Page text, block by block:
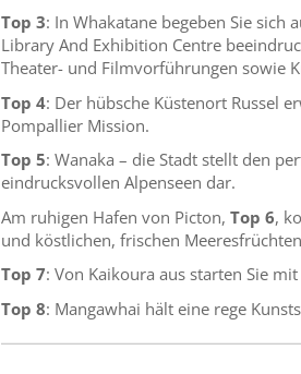
Top 3: In Whakatane begeben Sie sich
Library And Exhibition Centre
Theater- und Filmvorführungen sowie
Top 4: Der hübsche Küstenort Russel
Pompallier Mission.
Top 5: Wanaka – die Stadt stellt den
eindrucksvollen Alpenseen dar.
Am ruhigen Hafen von Picton, Top 6,
und köstlichen, frischen
Top 7: Von Kaikoura aus starten Sie
Top 8: Mangawhai hält eine rege